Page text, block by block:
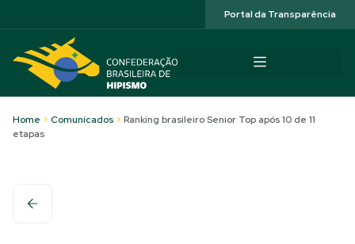
Portal da Transparência
Home > Comunicados > Ranking brasileiro Senior Top após 10 de 11
etapas